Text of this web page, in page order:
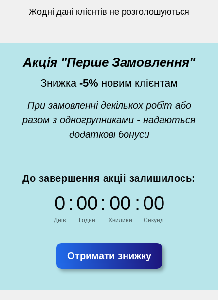
Жодні дані клієнтів не розголошуються
Акція "Перше Замовлення"
Знижка -5% новим клієнтам
При замовленні декількох робіт або
разом з одногрупниками - надаються
додаткові бонуси
До завершення акціі залишилось:
0
Днів
: 00
Годин
: 00
Хвилини
: 00
Секунд
Отримати знижку